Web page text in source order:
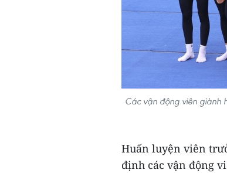
Các vận động viên giành
Huấn luyện viên
định các vận động